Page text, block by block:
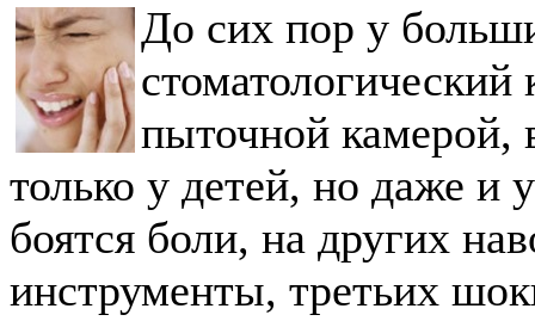
До сих пор у
стоматологический
пыточной камерой,
только у детей, но даже и
боятся боли, на других
инструменты, третьих